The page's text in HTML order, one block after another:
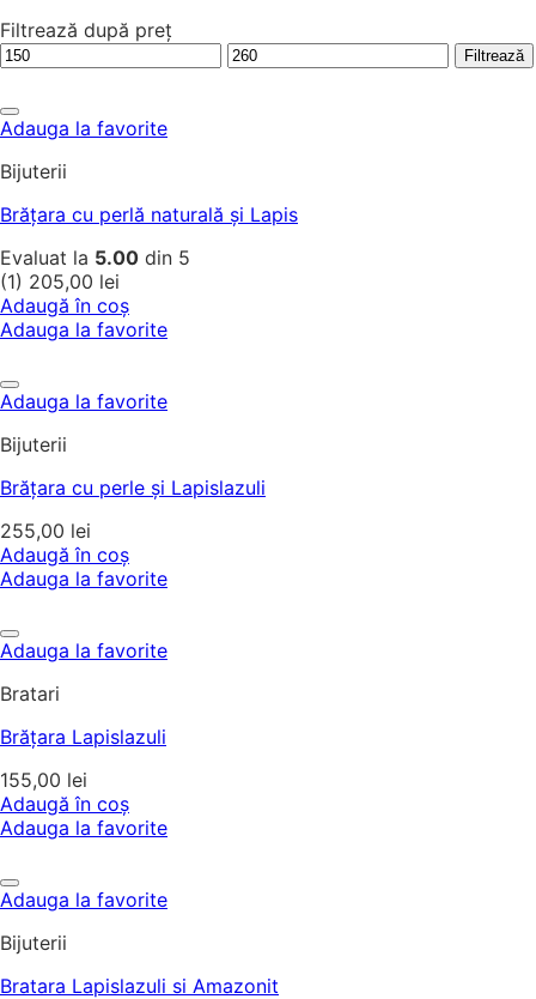
Filtrează după preț
Preț
Preț
Filtrează
Adauga la favorite
Bijuterii
Brățara cu perlă naturală și Lapis
Evaluat la 5.00 din 5
(1) 205,00 lei
Adaugă în coș
Adauga la favorite
Adauga la favorite
Bijuterii
Brățara cu perle și Lapislazuli
255,00 lei
Adaugă în coș
Adauga la favorite
Adauga la favorite
Bratari
Brățara Lapislazuli
155,00 lei
Adaugă în coș
Adauga la favorite
Adauga la favorite
Bijuterii
Bratara Lapislazuli si Amazonit